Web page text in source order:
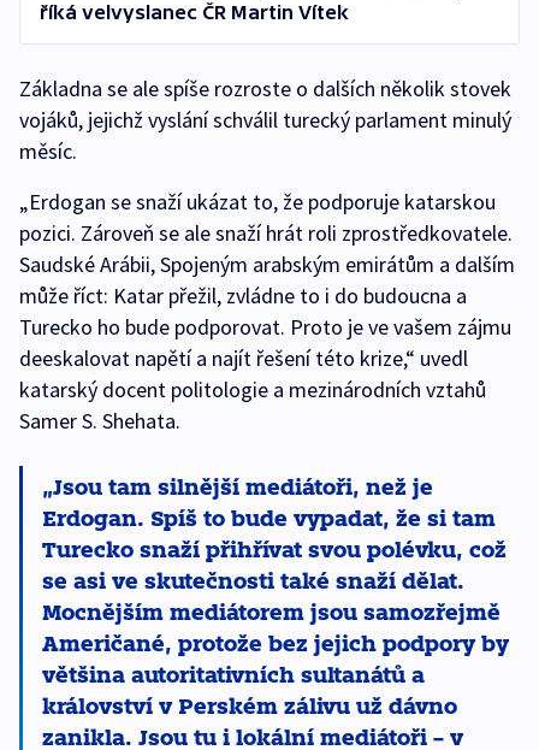
říká velvyslanec ČR Martin Vítek
Základna se ale spíše rozroste o dalších několik stovek
vojáků, jejichž vyslání schválil turecký parlament minulý
měsíc.
„Erdogan se snaží ukázat to, že podporuje katarskou
pozici. Zároveň se ale snaží hrát roli zprostředkovatele.
Saudské Arábii, Spojeným arabským emirátům a dalším
může říct: Katar přežil, zvládne to i do budoucna a
Turecko ho bude podporovat. Proto je ve vašem zájmu
deeskalovat napětí a najít řešení této krize,“ uvedl
katarský docent politologie a mezinárodních vztahů
Samer S. Shehata.
Jsou tam silnější mediátoři, než je
Erdogan. Spíš to bude vypadat, že si tam
Turecko snaží přihřívat svou polévku, což
se asi ve skutečnosti také snaží dělat.
Mocnějším mediátorem jsou samozřejmě
Američané, protože bez jejich podpory by
většina autoritativních sultanátů a
království v Perském zálivu už dávno
zanikla. Jsou tu i lokální mediátoři – v